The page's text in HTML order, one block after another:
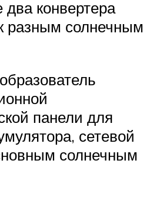
конвертера
разным солнечным
панели для
сетевой
солнечным